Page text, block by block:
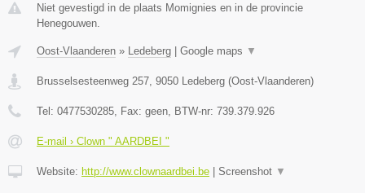
Niet gevestigd in de plaats Momignies en in de provincie
Henegouwen.
Oost-Vlaanderen » Ledeberg | Google maps ▼
Brusselsesteenweg 257 9050 Ledeberg (Oost-Vlaanderen)
Tel: 0477530285 , Fax: geen , BTW-nr: 739.379.926
E-mail › Clown " AARDBEI "
Website: http://www.clownaardbei.be | Screenshot ▼